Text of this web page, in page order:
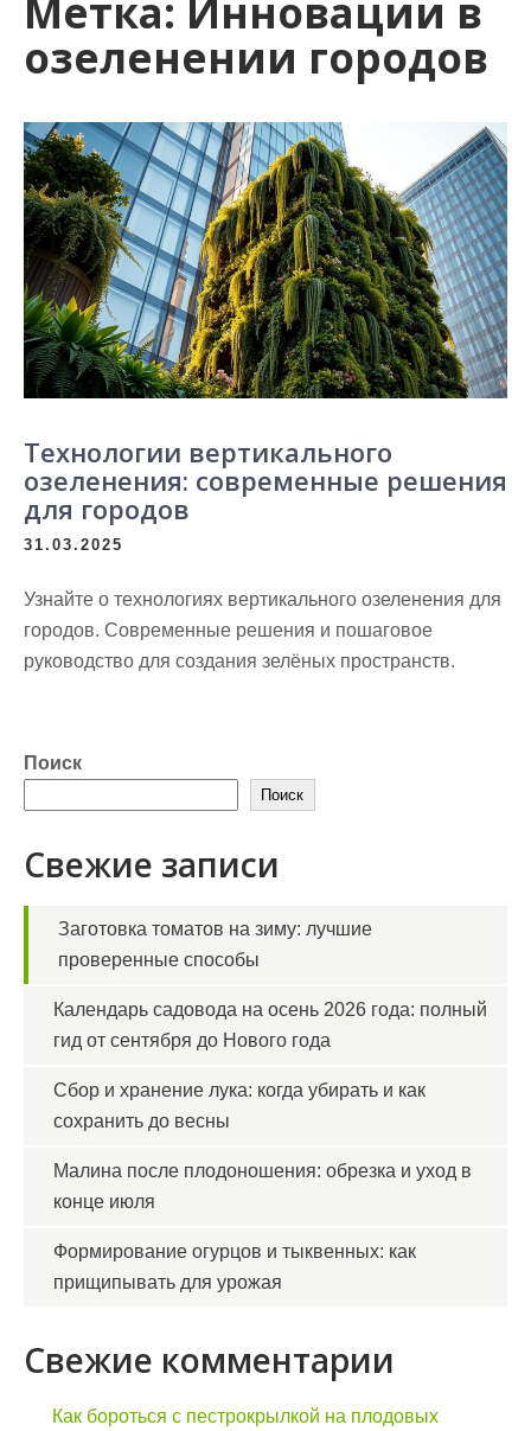
Метка: Инновации в
озеленении городов
Технологии вертикального
озеленения: современные решения
для городов
31.03.2025
Узнайте о технологиях вертикального озеленения для
городов. Современные решения и пошаговое
руководство для создания зелёных пространств.
Поиск
Поиск
Свежие записи
Заготовка томатов на зиму: лучшие
проверенные способы
Календарь садовода на осень 2026 года: полный
гид от сентября до Нового года
Сбор и хранение лука: когда убирать и как
сохранить до весны
Малина после плодоношения: обрезка и уход в
конце июля
Формирование огурцов и тыквенных: как
прищипывать для урожая
Свежие комментарии
Как бороться с пестрокрылкой на плодовых